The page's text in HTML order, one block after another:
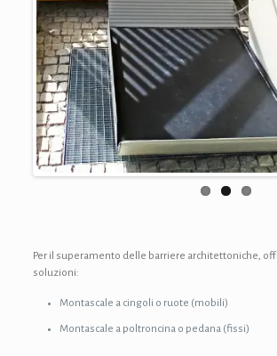
Per il superamento delle barriere architettoniche,
soluzioni:
Montascale a cingoli o ruote (mobili)
Montascale a poltroncina o pedana (fissi)